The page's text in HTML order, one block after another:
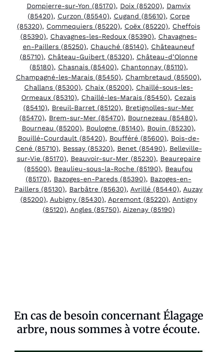
Dompierre-sur-Yon (85170), Doix (85200), Damvix
(85420), Curzon (85540), Cugand (85610), Corpe
(85320), Commequiers (85220), Coëx (85220), Cheffois
(85390), Chavagnes-les-Redoux (85390), Chavagnes-
en-Paillers (85250), Chauché (85140), Châteauneuf
(85710), Château-Guibert (85320), Château-d’Olonne
(85180), Chasnais (85400), Chantonnay (85110),
Champagné-les-Marais (85450), Chambretaud (85500),
Challans (85300), Chaix (85200), Chaillé-sous-les-
Ormeaux (85310), Chaillé-les-Marais (85450), Cezais
(85410), Breuil-Barret (85120), Bretignolles-sur-Mer
(85470), Brem-sur-Mer (85470), Bournezeau (85480),
Bourneau (85200), Boulogne (85140), Bouin (85230),
Bouillé-Courdault (85420), Boufféré (85600), Bois-de-
Cené (85710), Bessay (85320), Benet (85490), Belleville-
sur-Vie (85170), Beauvoir-sur-Mer (85230), Beaurepaire
(85500), Beaulieu-sous-la-Roche (85190), Beaufou
(85170), Bazoges-en-Pareds (85390), Bazoges-en-
Paillers (85130), Barbâtre (85630), Avrillé (85440), Auzay
(85200), Aubigny (85430), Apremont (85220), Antigny
(85120), Angles (85750), Aizenay (85190)
En cas de besoin concernant Élagage
arbre, nous sommes à votre écoute.